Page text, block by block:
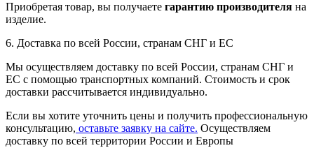
Приобретая товар, вы получаете гарантию производителя на
изделие.
6. Доставка по всей России, странам СНГ и ЕС
Мы осуществляем доставку по всей России, странам СНГ и
ЕС с помощью транспортных компаний. Стоимость и срок
доставки рассчитывается индивидуально.
Если вы хотите уточнить цены и получить профессиональную
консультацию, оставьте заявку на сайте. Осуществляем
доставку по всей территории России и Европы